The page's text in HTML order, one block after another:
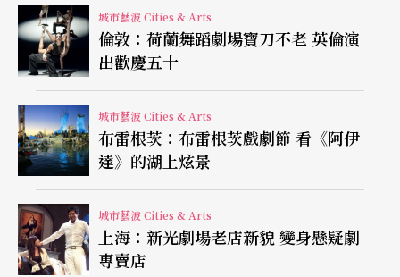
他說大會對於教育界的影響是最大的，不管是論文
的發表，或是對年輕舞者的檢驗。他說一般人講起
「現代舞」，多半認定是由鄧肯及泰德．蕭（Ted S
hawn）等人源起的西方現代舞，其實舞蹈存在於每
個文化社會裡，任何一個文化都有傳統有當代，其
當代必然是由其傳統發展而來，但在多元開放的世
界裡，也必然會與其他文化交流互相影響，所以不
同地方的現代舞，會有對話的空間。
城市藝波 Cities & Arts
倫敦：荷蘭舞蹈劇場寶刀不老 英倫演
出歡慶五十
城市藝波 Cities & Arts
布雷根茨：布雷根茨戲劇節 看《阿伊
達》的湖上炫景
城市藝波 Cities & Arts
上海：新光劇場老店新貌 變身懸疑劇
專賣店